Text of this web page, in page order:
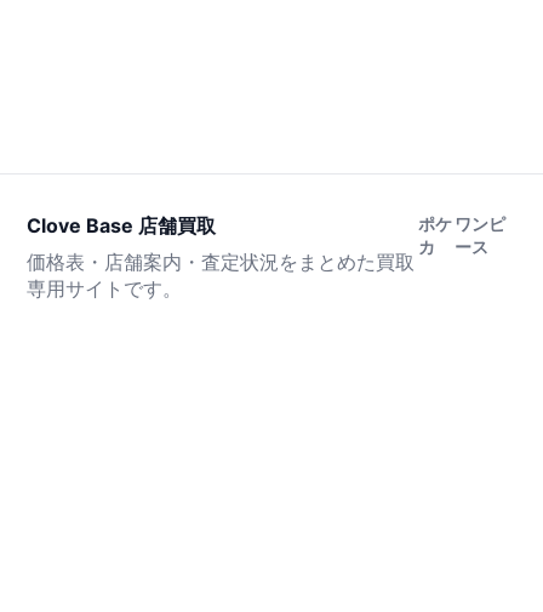
Clove Base 店舗買取
価格表・店舗案内・査定状況をまとめた買取
専用サイトです。
ポケ
カ
ワンピ
ース